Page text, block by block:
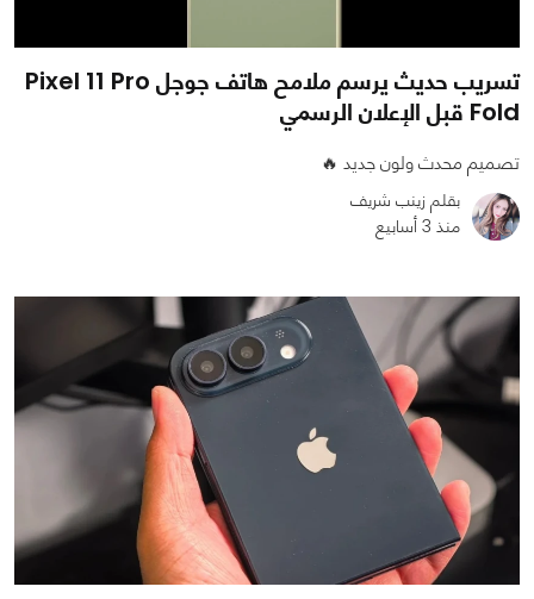
622
0
تسريب حديث يرسم ملامح هاتف جوجل Pixel 11 Pro
Fold قبل الإعلان الرسمي
تصميم محدث ولون جديد 🔥
بقلم زينب شريف
منذ 3 أسابيع